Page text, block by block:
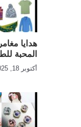
هدايا
المحبة
أكتوبر 18, 2025